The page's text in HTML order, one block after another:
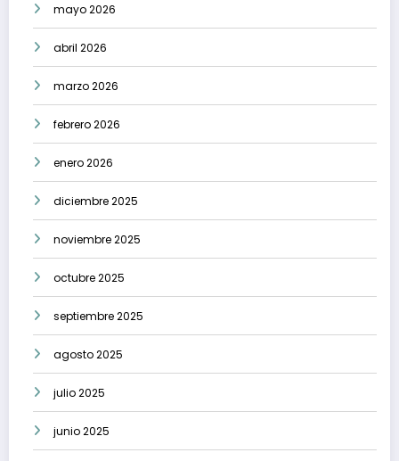
mayo 2026
abril 2026
marzo 2026
febrero 2026
enero 2026
diciembre 2025
noviembre 2025
octubre 2025
septiembre 2025
agosto 2025
julio 2025
junio 2025